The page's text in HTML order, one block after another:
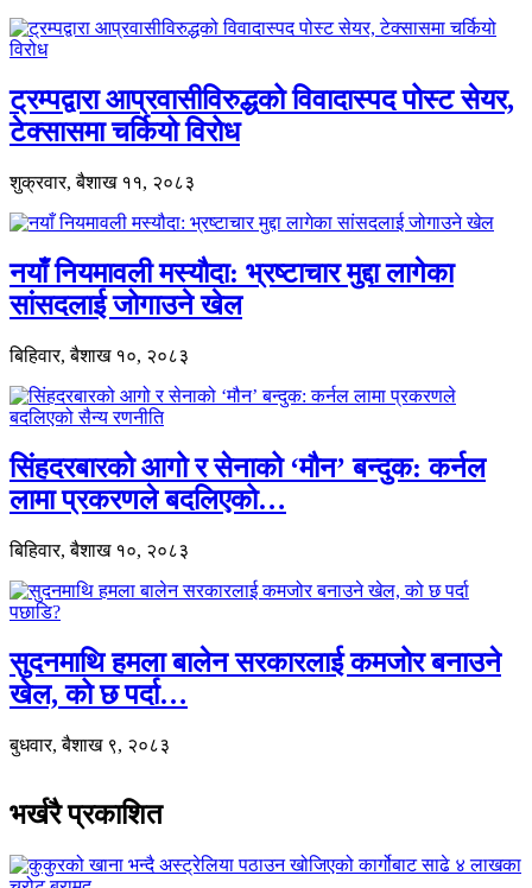
ट्रम्पद्वारा आप्रवासीविरुद्धको विवादास्पद पोस्ट सेयर,
टेक्सासमा चर्कियो विरोध
शुक्रवार, बैशाख ११, २०८३
नयाँ नियमावली मस्यौदा: भ्रष्टाचार मुद्दा लागेका
सांसदलाई जोगाउने खेल
बिहिवार, बैशाख १०, २०८३
सिंहदरबारको आगो र सेनाको ‘मौन’ बन्दुक: कर्नल
लामा प्रकरणले बदलिएको…
बिहिवार, बैशाख १०, २०८३
सुदनमाथि हमला बालेन सरकारलाई कमजोर बनाउने
खेल, को छ पर्दा…
बुधवार, बैशाख ९, २०८३
भर्खरै प्रकाशित